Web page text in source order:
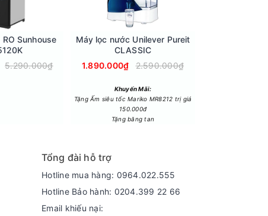
lọc 11.8 lít/giờ, nhiệt độ nước nóng khoảng
Sunhouse
5.290.000₫
Máy lọc nước Unilever Pureit
CLASSIC
1.890.000₫
2.590.000₫
Khuyến Mãi:
Tặng Ấm siêu tốc Mariko MR8212 trị giá
150.000đ
Tặng băng tan
Tổng đài hỗ trợ
Hotline mua hàng: 0964.022.555
Hotline Bảo hành: 0204.399 22 66
Email khiếu nại: